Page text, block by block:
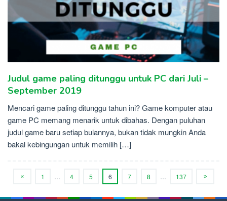
Judul game paling ditunggu untuk PC dari Juli –
September 2019
Mencari game paling ditunggu tahun ini? Game komputer atau
game PC memang menarik untuk dibahas. Dengan puluhan
judul game baru setiap bulannya, bukan tidak mungkin Anda
bakal kebingungan untuk memilih […]
1 … 4 5 6 7 8 … 137